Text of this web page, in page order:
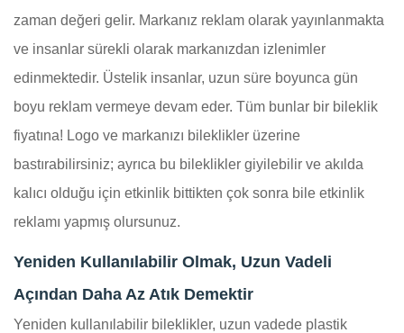
zaman değeri gelir. Markanız reklam olarak yayınlanmakta
ve insanlar sürekli olarak markanızdan izlenimler
edinmektedir. Üstelik insanlar, uzun süre boyunca gün
boyu reklam vermeye devam eder. Tüm bunlar bir bileklik
fiyatına! Logo ve markanızı bileklikler üzerine
bastırabilirsiniz; ayrıca bu bileklikler giyilebilir ve akılda
kalıcı olduğu için etkinlik bittikten çok sonra bile etkinlik
reklamı yapmış olursunuz.
Yeniden Kullanılabilir Olmak, Uzun Vadeli
Açından Daha Az Atık Demektir
Yeniden kullanılabilir bileklikler, uzun vadede plastik